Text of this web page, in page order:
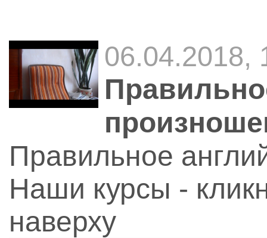
06.04.2018,
Правильное
Наши курсы -
наверху